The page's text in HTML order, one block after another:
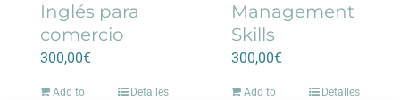
Inglés para
comercio
300,00€
Add to
Detalles
Management
Skills
300,00€
Add to
Detalles